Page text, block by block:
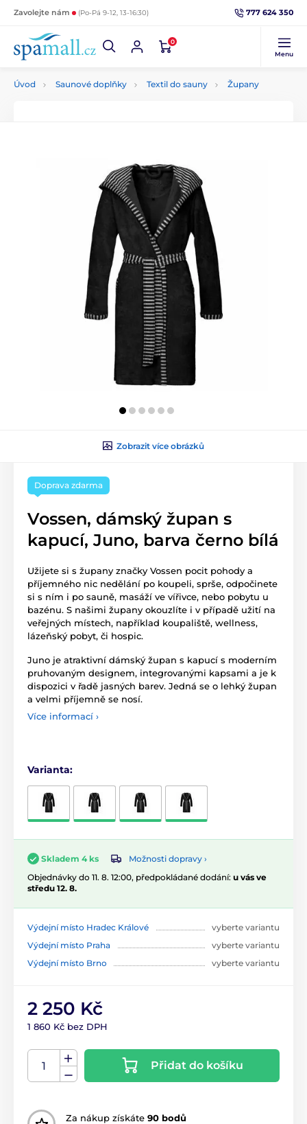
Zavolejte nám (Po-Pá 9-12, 13-16:30) 777 624 350
0
Menu
Úvod Saunové doplňky Textil do sauny Župany
Zobrazit více obrázků
Doprava zdarma
Vossen, dámský župan s
kapucí, Juno, barva černo bílá
Užijete si s župany značky Vossen pocit pohody a
příjemného nic nedělání po koupeli, sprše, odpočinete
si s ním i po sauně, masáží ve vířivce, nebo pobytu u
bazénu. S našimi župany okouzlíte i v případě užití na
veřejných místech, například koupaliště, wellness,
lázeňský pobyt, či hospic.
Juno je atraktivní dámský župan s kapucí s moderním
pruhovaným designem, integrovanými kapsami a je k
dispozici v řadě jasných barev. Jedná se o lehký župan
a velmi příjemně se nosí.
Více informací ›
Varianta:
Skladem 4 ks
Možnosti dopravy ›
Objednávky do 11. 8. 12:00, předpokládané dodání: u vás ve
středu 12. 8.
Výdejní místo Hradec Králové
vyberte variantu
Výdejní místo Praha
vyberte variantu
Výdejní místo Brno
vyberte variantu
2 250 Kč
1 860 Kč bez DPH
Přidat do košíku
Za nákup získáte 90 bodů